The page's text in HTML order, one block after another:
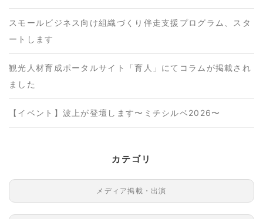
スモールビジネス向け組織づくり伴走支援プログラム、スタ
ートします
観光人材育成ポータルサイト「育人」にてコラムが掲載され
ました
【イベント】波上が登壇します〜ミチシルベ2026〜
カテゴリ
メディア掲載・出演